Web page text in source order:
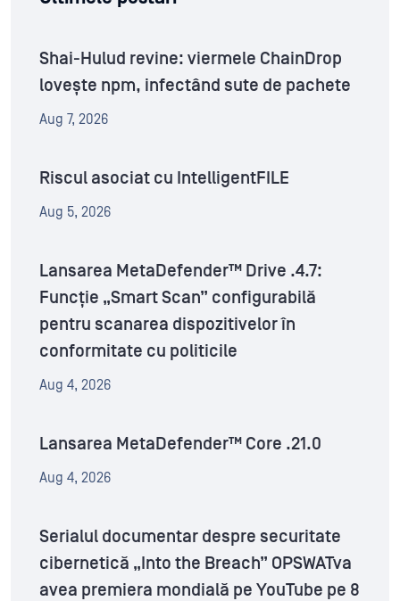
Shai-Hulud revine: viermele ChainDrop
lovește npm, infectând sute de pachete
Aug 7, 2026
Riscul asociat cu IntelligentFILE
Aug 5, 2026
Lansarea MetaDefender™ Drive .4.7:
Funcție „Smart Scan” configurabilă
pentru scanarea dispozitivelor în
conformitate cu politicile
Aug 4, 2026
Lansarea MetaDefender™ Core .21.0
Aug 4, 2026
Serialul documentar despre securitate
cibernetică „Into the Breach” OPSWATva
avea premiera mondială pe YouTube pe 8